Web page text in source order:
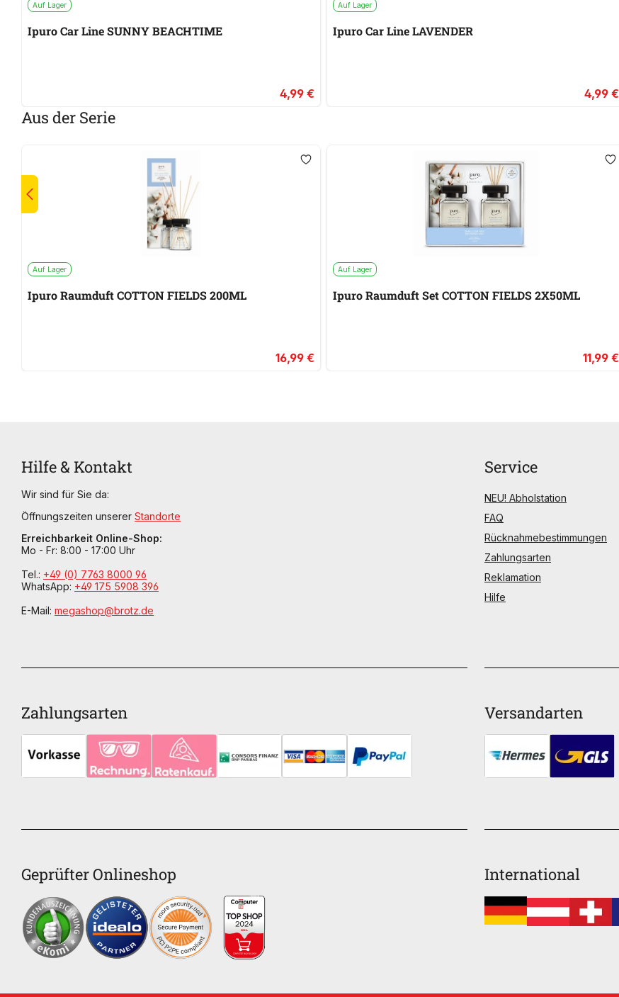
Auf Lager
Ipuro Car Line SUNNY BEACHTIME
4,99 €
Auf Lager
Ipuro Car Line LAVENDER
4,99 €
Aus der Serie
Auf Lager
Ipuro Raumduft COTTON FIELDS 200ML
16,99 €
Auf Lager
Ipuro Raumduft Set COTTON FIELDS 2X50ML
11,99 €
Hilfe & Kontakt
Wir sind für Sie da:
Öffnungszeiten unserer Standorte
Erreichbarkeit Online-Shop:
Mo - Fr: 8:00 - 17:00 Uhr
Tel.: +49 (0) 7763 8000 96
WhatsApp: +49 175 5908 396
E-Mail: megashop@brotz.de
Geprüfter Onlineshop
Zahlungsarten Versandarten
International
Service
NEU! Abholstation
FAQ
Rücknahmebestimmungen
Zahlungsarten
Reklamation
Hilfe